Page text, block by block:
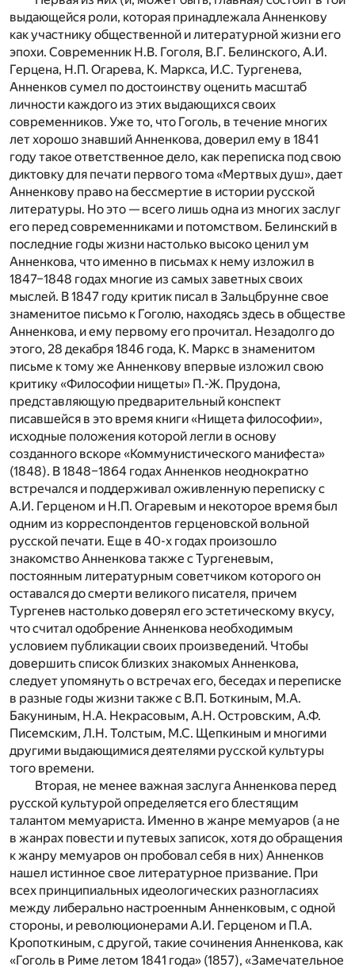
выдающейся роли, которая принадлежала Анненкову
как участнику общественной и литературной жизни его
эпохи. Современник Н.В. Гоголя, В.Г. Белинского, А.И.
Герцена, Н.П. Огарева, К. Маркса, И.С. Тургенева,
Анненков сумел по достоинству оценить масштаб
личности каждого из этих выдающихся своих
современников. Уже то, что Гоголь, в течение многих
лет хорошо знавший Анненкова, доверил ему в 1841
году такое ответственное дело, как переписка под свою
диктовку для печати первого тома «Мертвых душ», дает
Анненкову право на бессмертие в истории русской
литературы. Но это — всего лишь одна из многих заслуг
его перед современниками и потомством. Белинский в
последние годы жизни настолько высоко ценил ум
Анненкова, что именно в письмах к нему изложил в
1847–1848 годах многие из самых заветных своих
мыслей. В 1847 году критик писал в Зальцбрунне свое
знаменитое письмо к Гоголю, находясь здесь в обществе
Анненкова, и ему первому его прочитал. Незадолго до
этого, 28 декабря 1846 года, К. Маркс в знаменитом
письме к тому же Анненкову впервые изложил свою
критику «Философии нищеты» П.-Ж. Прудона,
представляющую предварительный конспект
писавшейся в это время книги «Нищета философии»,
исходные положения которой легли в основу
созданного вскоре «Коммунистического манифеста»
(1848). В 1848–1864 годах Анненков неоднократно
встречался и поддерживал оживленную переписку с
А.И. Герценом и Н.П. Огаревым и некоторое время был
одним из корреспондентов герценовской вольной
русской печати. Еще в 40-х годах произошло
знакомство Анненкова также с Тургеневым,
постоянным литературным советчиком которого он
оставался до смерти великого писателя, причем
Тургенев настолько доверял его эстетическому вкусу,
что считал одобрение Анненкова необходимым
условием публикации своих произведений. Чтобы
довершить список близких знакомых Анненкова,
следует упомянуть о встречах его, беседах и переписке
в разные годы жизни также с В.П. Боткиным, М.А.
Бакуниным, Н.А. Некрасовым, А.Н. Островским, А.Ф.
Писемским, Л.Н. Толстым, М.С. Щепкиным и многими
другими выдающимися деятелями русской культуры
того времени.
Вторая, не менее важная заслуга Анненкова перед
русской культурой определяется его блестящим
талантом мемуариста. Именно в жанре мемуаров (а не
в жанрах повести и путевых записок, хотя до обращения
к жанру мемуаров он пробовал себя в них) Анненков
нашел истинное свое литературное призвание. При
всех принципиальных идеологических разногласиях
между либерально настроенным Анненковым, с одной
стороны, и революционерами А.И. Герценом и П.А.
Кропоткиным, с другой, такие сочинения Анненкова, как
«Гоголь в Риме летом 1841 года» (1857), «Замечательное